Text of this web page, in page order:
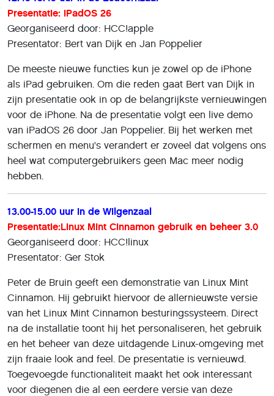
Presentatie: iPadOS 26
Georganiseerd door: HCC!apple
Presentator: Bert van Dijk en Jan Poppelier
De meeste nieuwe functies kun je zowel op de iPhone
als iPad gebruiken. Om die reden gaat Bert van Dijk in
zijn presentatie ook in op de belangrijkste vernieuwingen
voor de iPhone. Na de presentatie volgt een live demo
van iPadOS 26 door Jan Poppelier. Bij het werken met
schermen en menu's verandert er zoveel dat volgens ons
heel wat computergebruikers geen Mac meer nodig
hebben.
13.00-15.00 uur in de Wilgenzaal
Presentatie:Linux Mint Cinnamon gebruik en beheer 3.0
Georganiseerd door: HCC!linux
Presentator: Ger Stok
Peter de Bruin geeft een demonstratie van Linux Mint
Cinnamon. Hij gebruikt hiervoor de allernieuwste versie
van het Linux Mint Cinnamon besturingssysteem. Direct
na de installatie toont hij het personaliseren, het gebruik
en het beheer van deze uitdagende Linux-omgeving met
zijn fraaie look and feel. De presentatie is vernieuwd.
Toegevoegde functionaliteit maakt het ook interessant
voor diegenen die al een eerdere versie van deze